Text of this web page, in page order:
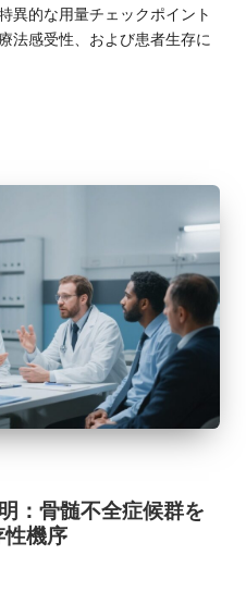
異的な用量チェックポイント
法感受性、および患者生存に
：骨髄不全症候群を
機序